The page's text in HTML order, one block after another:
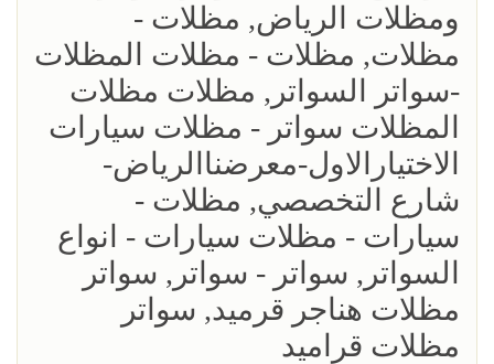
ومظلات الرياض, مظلات -
مظلات, مظلات - مظلات المظلات
-سواتر السواتر, مظلات مظلات
المظلات سواتر - مظلات سيارات
الاختيارالاول-معرضناالرياض-
شارع التخصصي, مظلات -
سيارات - مظلات سيارات - انواع
السواتر, سواتر - سواتر, سواتر
مظلات هناجر قرميد, سواتر
مظلات قراميد